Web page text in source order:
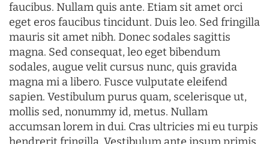
faucibus. Nullam quis ante. Etiam sit amet orci
eget eros faucibus tincidunt. Duis leo. Sed fringilla
mauris sit amet nibh. Donec sodales sagittis
magna. Sed consequat, leo eget bibendum
sodales, augue velit cursus nunc, quis gravida
magna mi a libero. Fusce vulputate eleifend
sapien. Vestibulum purus quam, scelerisque ut,
mollis sed, nonummy id, metus. Nullam
accumsan lorem in dui. Cras ultricies mi eu turpis